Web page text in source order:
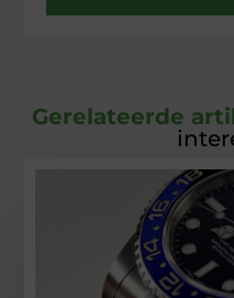
Gerelateerde